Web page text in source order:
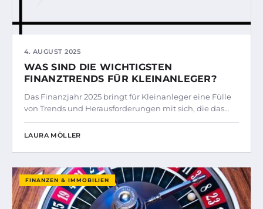
4. AUGUST 2025
WAS SIND DIE WICHTIGSTEN
FINANZTRENDS FÜR KLEINANLEGER?
Das Finanzjahr 2025 bringt für Kleinanleger eine Fülle
von Trends und Herausforderungen mit sich, die das…
LAURA MÖLLER
FINANZEN & IMMOBILIEN